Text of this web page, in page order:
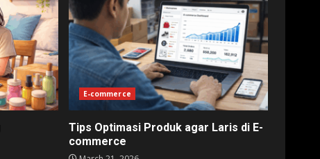
E-commerce
Tips Optimasi Produk agar Laris di E-
commerce